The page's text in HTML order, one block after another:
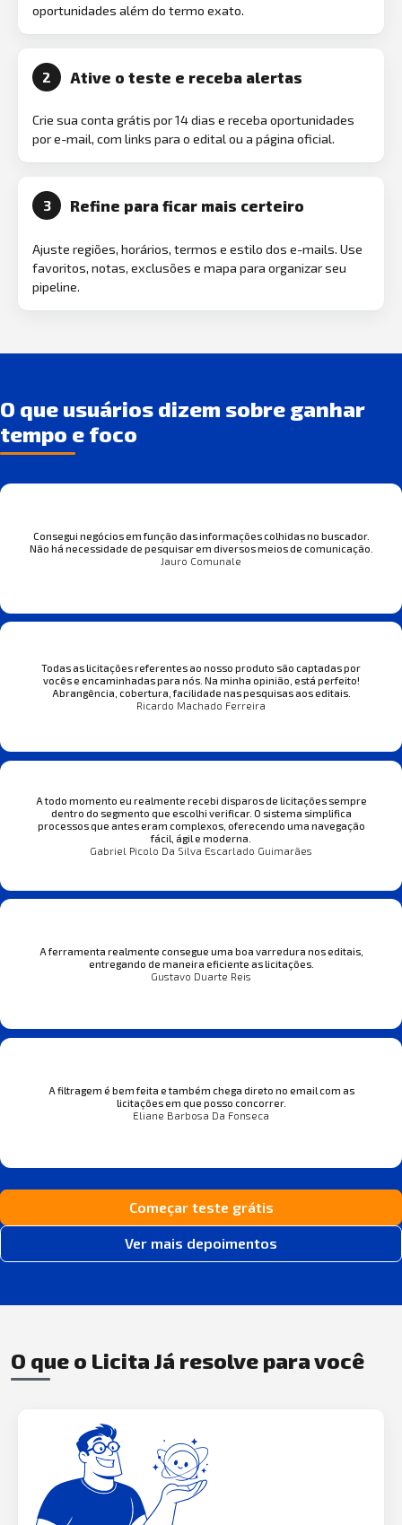
oportunidades além do termo exato.
2 Ative o teste e receba alertas
Crie sua conta grátis por 14 dias e receba oportunidades
por e-mail, com links para o edital ou a página oficial.
3 Refine para ficar mais certeiro
Ajuste regiões, horários, termos e estilo dos e-mails. Use
favoritos, notas, exclusões e mapa para organizar seu
pipeline.
O que usuários dizem sobre ganhar
tempo e foco
Consegui negócios em função das informações colhidas no buscador.
Não há necessidade de pesquisar em diversos meios de comunicação.
Jauro Comunale
Todas as licitações referentes ao nosso produto são captadas por
vocês e encaminhadas para nós. Na minha opinião, está perfeito!
Abrangência, cobertura, facilidade nas pesquisas aos editais.
Ricardo Machado Ferreira
A todo momento eu realmente recebi disparos de licitações sempre
dentro do segmento que escolhi verificar. O sistema simplifica
processos que antes eram complexos, oferecendo uma navegação
fácil, ágil e moderna.
Gabriel Picolo Da Silva Escarlado Guimarães
A ferramenta realmente consegue uma boa varredura nos editais,
entregando de maneira eficiente as licitações.
Gustavo Duarte Reis
A filtragem é bem feita e também chega direto no email com as
licitações em que posso concorrer.
Eliane Barbosa Da Fonseca
Começar teste grátis
Ver mais depoimentos
O que o Licita Já resolve para você